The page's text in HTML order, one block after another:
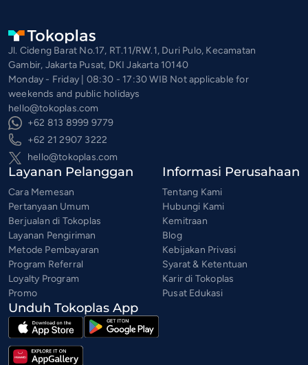
Jl. Cideng Barat No.17, RT.11/RW.1, Duri Pulo, Kecamatan
Gambir, Jakarta Pusat, DKI Jakarta 10140
Monday - Friday | 08:30 - 17:30 WIB Not applicable for
weekends and public holidays
hello@tokoplas.com
+62 813 8999 9779
+62 21 2907 3222
hello@tokoplas.com
Layanan Pelanggan
Cara Memesan
Pertanyaan Umum
Berjualan di Tokoplas
Layanan Pengiriman
Metode Pembayaran
Program Referral
Loyalty Program
Promo
Informasi Perusahaan
Tentang Kami
Hubungi Kami
Kemitraan
Blog
Kebijakan Privasi
Syarat & Ketentuan
Karir di Tokoplas
Pusat Edukasi
Unduh Tokoplas App